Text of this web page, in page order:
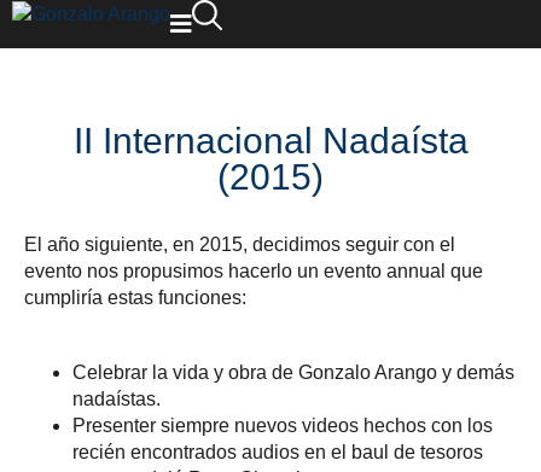
II Internacional Nadaísta
(2015)
El año siguiente, en 2015, decidimos seguir con el
evento nos propusimos hacerlo un evento annual que
cumpliría estas funciones:
Celebrar la vida y obra de Gonzalo Arango y demás
nadaístas.
Presenter siempre nuevos videos hechos con los
recién encontrados audios en el baul de tesoros